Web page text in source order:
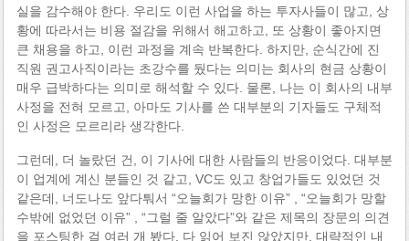
실을 감수해야 한다. 우리도 이런 사업을 하는 투자사들이 많고, 상
황에 따라서는 비용 절감을 위해서 해고하고, 또 상황이 좋아지면
큰 채용을 하고, 이런 과정을 계속 반복한다. 하지만, 순식간에 진
직원 권고사직이라는 초강수를 뒀다는 의미는 회사의 현금 상황이
매우 급박하다는 의미로 해석할 수 있다. 물론, 나는 이 회사의 내부
사정을 전혀 모르고, 아마도 기사를 쓴 대부분의 기자들도 구체적
인 사정은 모르리라 생각한다.
그런데, 더 놀랐던 건, 이 기사에 대한 사람들의 반응이었다. 대부분
이 업계에 계신 분들인 것 같고, VC도 있고 창업가들도 있었던 것
같은데, 너도나도 앞다퉈서 “오늘회가 망한 이유” , “오늘회가 망할
수밖에 없었던 이유” , “그럴 줄 알았다”와 같은 제목의 장문의 의견
을 포스팅한 걸 여러 개 봤다. 다 읽어 보진 않았지만, 대략적인 내